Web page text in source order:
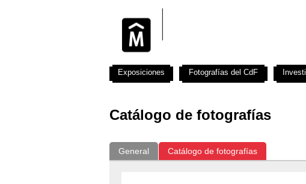
Catálogo de fotografías
General Catálogo de fotografías
Exposiciones Fotografías del CdF